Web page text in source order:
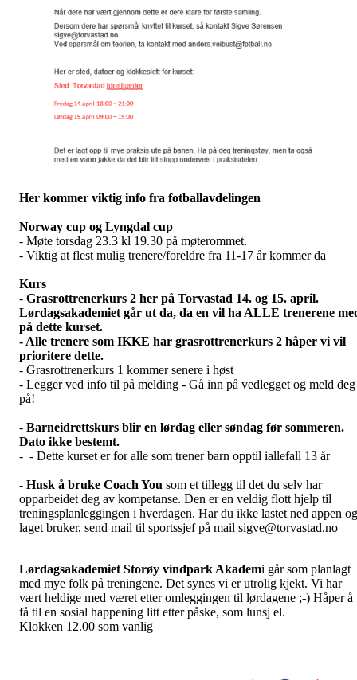
Her kommer viktig info fra fotballavdelingen
Norway cup og Lyngdal cup
- Møte torsdag 23.3 kl 19.30 på møterommet.
- Viktig at flest mulig trenere/foreldre fra 11-17 år kommer da
Kurs
- Grasrottrenerkurs 2 her på Torvastad 14. og 15. april.
Lørdagsakademiet går ut da, da en vil ha ALLE trenerene
på dette kurset.
- Alle trenere som IKKE har grasrottrenerkurs 2 håper vi vil
prioritere dette.
- Grasrottrenerkurs 1 kommer senere i høst
- Legger ved info til på melding - Gå inn på vedlegget og meld deg
på!
- Barneidrettskurs blir en lørdag eller søndag før sommeren.
Dato ikke bestemt.
- - Dette kurset er for alle som trener barn opptil iallefall 13 år
- Husk å bruke Coach You som et tillegg til det du selv har
opparbeidet deg av kompetanse. Den er en veldig flott hjelp til
treningsplanleggingen i hverdagen. Har du ikke lastet ned appen og
laget bruker, send mail til sportssjef på mail sigve@torvastad.no
Lørdagsakademiet Storøy vindpark Akademi går som planlagt
med mye folk på treningene. Det synes vi er utrolig kjekt. Vi har
vært heldige med været etter omleggingen til lørdagene ;-) Håper å
få til en sosial happening litt etter påske, som lunsj el.
Klokken 12.00 som vanlig